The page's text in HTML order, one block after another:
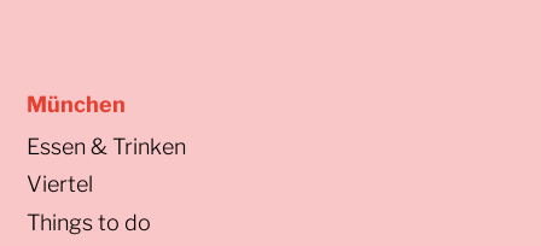
München
Essen & Trinken
Viertel
Things to do